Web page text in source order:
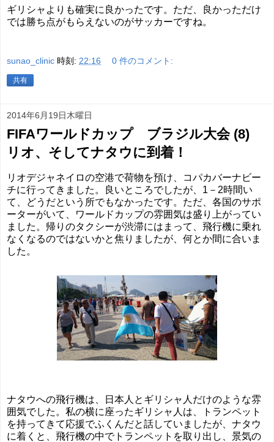
ギリシャよりも確実に良かったです。ただ、良かっただけ
では勝ち点がもらえないのがサッカーですね。
sunao_clinic 時刻: 22:16 0 件のコメント:
共有
2014年6月19日木曜日
FIFAワールドカップ ブラジル大会 (8)
リオ、そしてナタウに到着！
リオデジャネイロの空港で荷物を預け、コパカバーナビー
チに行ってきました。良いところでしたが、1－2時間い
て、どうだという所でもなかったです。ただ、各国のサポ
ーターがいて、ワールドカップの雰囲気は盛り上がってい
ました。帰りのタクシーが渋滞にはまって、飛行機に乗れ
なくなるのではないかと焦りましたが、何とか間に合いま
した。
ナタウへの飛行機は、日本人とギリシャ人だけのような雰
囲気でした。私の横に座ったギリシャ人は、トランペット
を持ってきて応援でふくんだと話していましたが、ナタウ
に着くと、飛行機の中でトランペットを取り出し、景気の